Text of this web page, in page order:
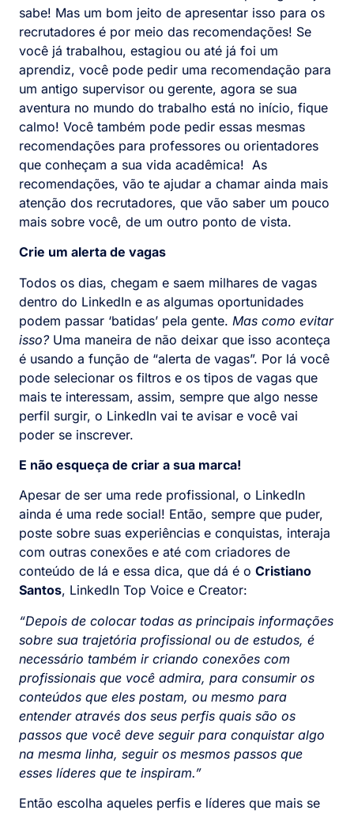
sabe! Mas um bom jeito de apresentar isso para os
recrutadores é por meio das recomendações! Se
você já trabalhou, estagiou ou até já foi um
aprendiz, você pode pedir uma recomendação para
um antigo supervisor ou gerente, agora se sua
aventura no mundo do trabalho está no início, fique
calmo! Você também pode pedir essas mesmas
recomendações para professores ou orientadores
que conheçam a sua vida acadêmica! As
recomendações, vão te ajudar a chamar ainda mais
atenção dos recrutadores, que vão saber um pouco
mais sobre você, de um outro ponto de vista.
Crie um alerta de vagas
Todos os dias, chegam e saem milhares de vagas
dentro do LinkedIn e as algumas oportunidades
podem passar ‘batidas’ pela gente. Mas como evitar
isso? Uma maneira de não deixar que isso aconteça
é usando a função de “alerta de vagas”. Por lá você
pode selecionar os filtros e os tipos de vagas que
mais te interessam, assim, sempre que algo nesse
perfil surgir, o LinkedIn vai te avisar e você vai
poder se inscrever.
E não esqueça de criar a sua marca!
Apesar de ser uma rede profissional, o LinkedIn
ainda é uma rede social! Então, sempre que puder,
poste sobre suas experiências e conquistas, interaja
com outras conexões e até com criadores de
conteúdo de lá e essa dica, que dá é o Cristiano
Santos, LinkedIn Top Voice e Creator:
“Depois de colocar todas as principais informações
sobre sua trajetória profissional ou de estudos, é
necessário também ir criando conexões com
profissionais que você admira, para consumir os
conteúdos que eles postam, ou mesmo para
entender através dos seus perfis quais são os
passos que você deve seguir para conquistar algo
na mesma linha, seguir os mesmos passos que
esses líderes que te inspiram.”
Então escolha aqueles perfis e líderes que mais se